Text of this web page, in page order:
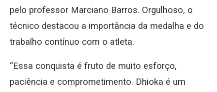
pelo professor Marciano Barros. Orgulhoso, o
técnico destacou a importância da medalha e do
trabalho contínuo com o atleta.
“Essa conquista é fruto de muito esforço,
paciência e comprometimento. Dhioka é um